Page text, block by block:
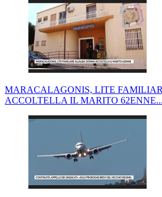
MARACALAGONIS, LITE
ACCOLTELLA IL MARITO 62ENNE...